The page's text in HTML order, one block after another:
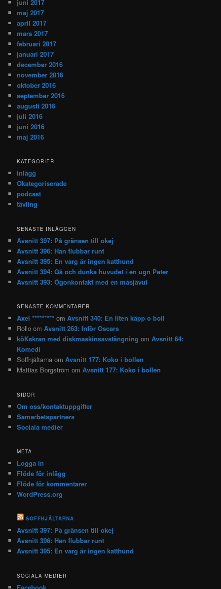
juni 2017
maj 2017
april 2017
mars 2017
februari 2017
januari 2017
december 2016
november 2016
oktober 2016
september 2016
augusti 2016
juli 2016
juni 2016
maj 2016
KATEGORIER
inlägg
Okategoriserade
podcast
tävling
SENASTE INLÄGGEN
Avsnitt 397: På gränsen till okej
Avsnitt 396: Han flubbar runt
Avsnitt 395: En varg är ingen katthund
Avsnitt 394: Gå och dunka huvudet i en ugn Peter
Avsnitt 393: Ögonkontakt med en måsjävul
SENASTE KOMMENTARER
Axel ********* omAvsnitt 340: En liten käpp o boll
Rollo omAvsnitt 263: Inför Oscars
köKskran med diskmaskinsavstängning omAvsnitt 64:
Komedi
Soffhjältarna omAvsnitt 177: Koko i bollen
Mattias Borgström omAvsnitt 177: Koko i bollen
SIDOR
Om oss/kontaktuppgifter
Samarbetspartners
Sociala medier
META
Logga in
Flöde för inlägg
Flöde för kommentarer
WordPress.org
SOFFHJÄLTARNA
Avsnitt 397: På gränsen till okej
Avsnitt 396: Han flubbar runt
Avsnitt 395: En varg är ingen katthund
SOCIALA MEDIER